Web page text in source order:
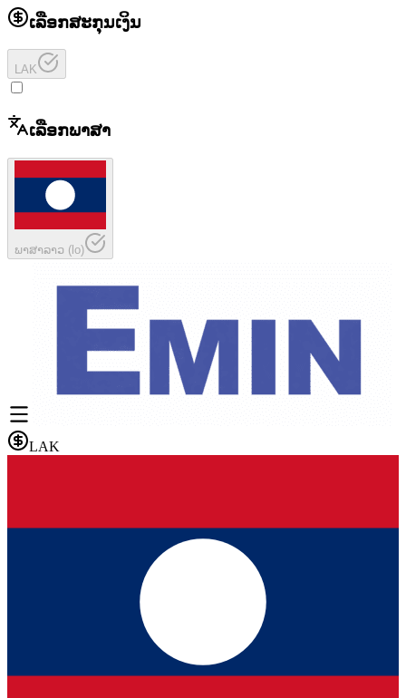
ເລືອກສະກຸນເງິນ
LAK
ເລືອກພາສາ
ພາສາລາວ (lo)
LAK